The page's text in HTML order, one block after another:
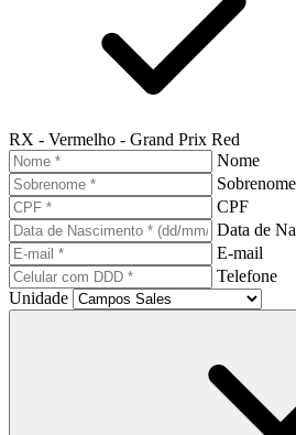
RX - Vermelho - Grand Prix Red
Nome
Sobrenome
CPF
Data de
E-mail
Telefone
Unidade